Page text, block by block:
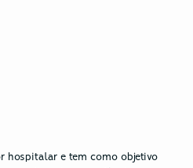
hospitalar e tem como objetivo